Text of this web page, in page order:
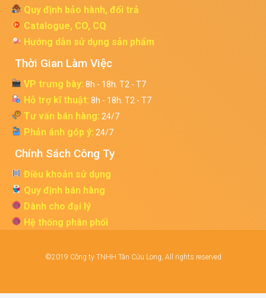
Quy định bảo hành, đổi trả
Catalogue, CO, CQ
Hướng dẫn sử dụng sản phẩm
Thời Gian Làm Việc
VP trưng bày: 8h - 18h. T2 - T7
Hỗ trợ kĩ thuật: 8h - 18h. T2 - T7
Tư vấn bán hàng: 24/7
Phản ánh góp ý: 24/7
Chính Sách Công Ty
Điều khoản sử dụng
Quy định bán hàng
Dành cho đại lý
Hệ thống phân phối
©2019 Công ty TNHH Tân Cửu Long, All rights reserved